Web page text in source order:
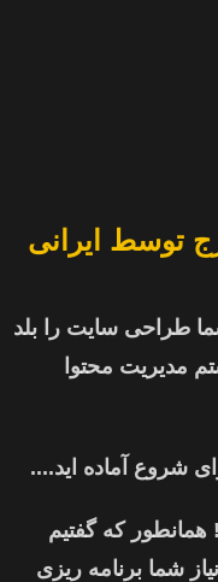
توسط ایرانی
طراحی سایت را بلد
مدیریت محتوا
شروع آماده اید....
همانطور که گفتیم
شما برنامه ریزی